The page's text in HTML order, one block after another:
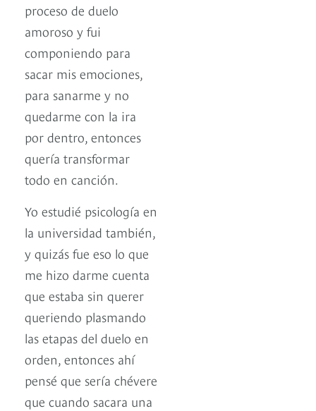
proceso de duelo
amoroso y fui
componiendo para
sacar mis emociones,
para sanarme y no
quedarme con la ira
por dentro, entonces
quería transformar
todo en canción.
Yo estudié psicología en
la universidad también,
y quizás fue eso lo que
me hizo darme cuenta
que estaba sin querer
queriendo plasmando
las etapas del duelo en
orden, entonces ahí
pensé que sería chévere
que cuando sacara una